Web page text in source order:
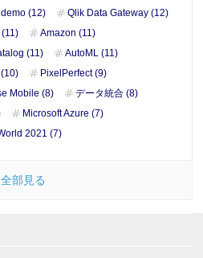
demo (12)
Qlik Data Gateway (12)
Amazon (11)
(11)
AutoML (11)
PixelPerfect (9)
Mobile (8)
データ統合 (8)
Microsoft Azure (7)
2021 (7)
全部見る